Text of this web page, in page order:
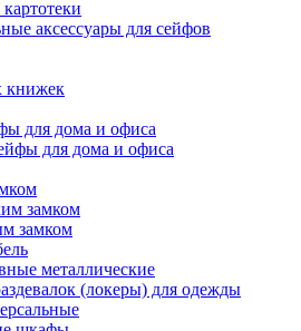
аксессуары для сейфов
книжек
для дома и офиса
для дома и офиса
замком
замком
металлические
(локеры) для одежды